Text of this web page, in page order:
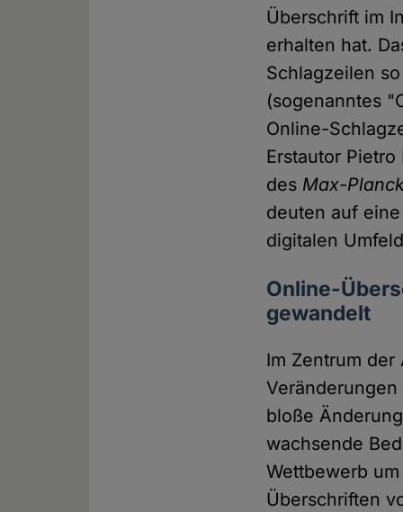
Überschrift im
erhalten hat.
Schlagzeilen
(sogenanntes
Online-
Erstautor
des Max-
deuten auf
digitalen
Online-
gewandelt
Im Zentrum
bloße
wachsende
Wettbewerb
Überschriften